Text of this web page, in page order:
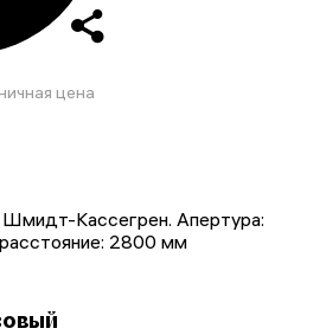
цена
Кассегрен. Апертура:
2800 мм